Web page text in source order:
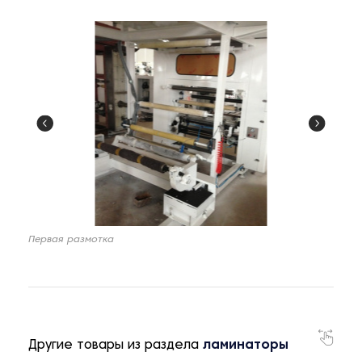
Первая размотка
Другие товары из раздела ламинаторы